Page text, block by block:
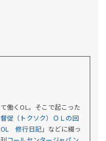
働くOL。そこで起こった
督促（トクソク）ＯＬの回
修行日記 」などに綴っ